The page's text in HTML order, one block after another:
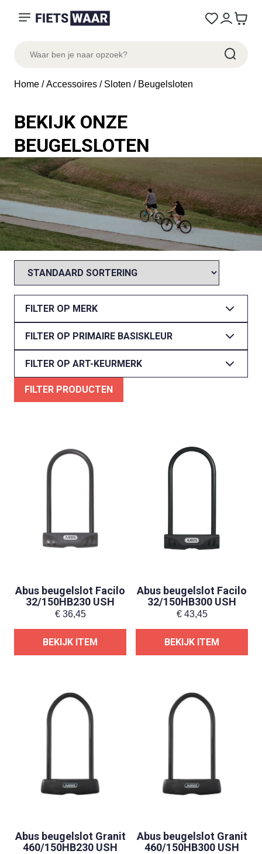
Home /Accessoires / Sloten / Beugelsloten
BEKIJK ONZE
BEUGELSLOTEN
FILTER OP MERK
FILTER OP PRIMAIRE BASISKLEUR
FILTER OP ART-KEURMERK
FILTER PRODUCTEN
Abus beugelslot Facilo
32/150HB230 USH
€36,45
BEKIJK ITEM
Abus beugelslot Facilo
32/150HB300 USH
€43,45
BEKIJK ITEM
Abus beugelslot Granit
460/150HB230 USH
Abus beugelslot Granit
460/150HB300 USH